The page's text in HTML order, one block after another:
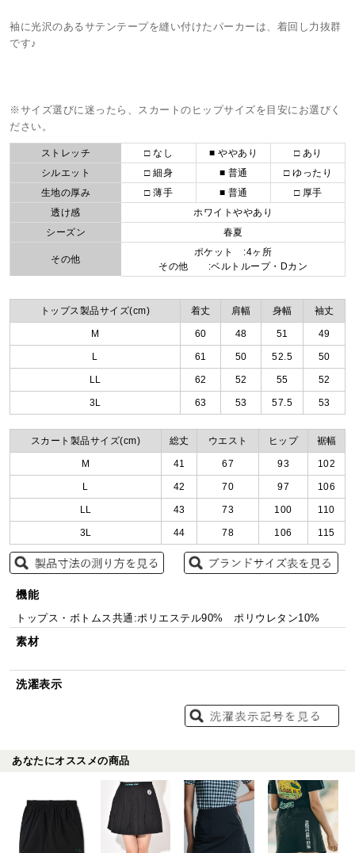
袖に光沢のあるサテンテープを縫い付けたパーカーは、着回し力抜群
です♪
※サイズ選びに迷ったら、スカートのヒップサイズを目安にお選びく
ださい。
ストレッチ □ なし ■ ややあり
□ あり
シルエット
□ 細身 ■ 普通
□ ゆったり
生地の厚み
□ 薄手 ■ 普通
□ 厚手
透け感
ホワイトややあり
シーズン
春夏
その他
ポケット :4ヶ所
その他 :ベルトループ・Dカン
トップス製品サイズ(cm) 着丈 肩幅 身幅 袖丈
M 60 48 51 49
L 61 50 52.5 50
LL 62 52 55 52
3L 63 53 57.5 53
スカート製品サイズ(cm) 総丈 ウエスト ヒップ 裾幅
M 41 67 93 102
L 42 70 97 106
LL 43 73 100 110
3L 44 78 106 115
機能
トップス・ボトムス共通:ポリエステル90% ポリウレタン10%
素材
洗濯表示
あなたにオススメの商品